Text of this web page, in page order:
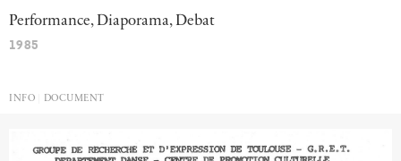
Performance, Diaporama, Debat
1985
INFO DOCUMENT